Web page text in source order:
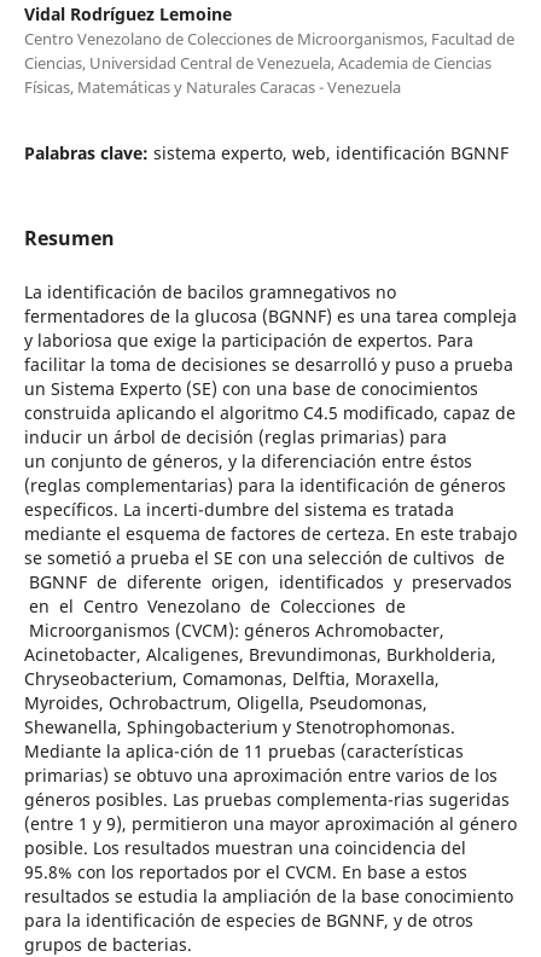
Vidal Rodríguez Lemoine
Centro Venezolano de Colecciones de Microorganismos, Facultad de
Ciencias, Universidad Central de Venezuela, Academia de Ciencias
Físicas, Matemáticas y Naturales Caracas - Venezuela
Palabras clave: sistema experto, web, identificación BGNNF
Resumen
La identificación de bacilos gramnegativos no
fermentadores de la glucosa (BGNNF) es una tarea compleja
y laboriosa que exige la participación de expertos. Para
facilitar la toma de decisiones se desarrolló y puso a prueba
un Sistema Experto (SE) con una base de conocimientos
construida aplicando el algoritmo C4.5 modificado, capaz de
inducir un árbol de decisión (reglas primarias) para
un conjunto de géneros, y la diferenciación entre éstos
(reglas complementarias) para la identificación de géneros
específicos. La incerti-dumbre del sistema es tratada
mediante el esquema de factores de certeza. En este trabajo
se sometió a prueba el SE con una selección de cultivos de
BGNNF de diferente origen, identificados y preservados
en el Centro Venezolano de Colecciones de
Microorganismos (CVCM): géneros Achromobacter,
Acinetobacter, Alcaligenes, Brevundimonas, Burkholderia,
Chryseobacterium, Comamonas, Delftia, Moraxella,
Myroides, Ochrobactrum, Oligella, Pseudomonas,
Shewanella, Sphingobacterium y Stenotrophomonas.
Mediante la aplica-ción de 11 pruebas (características
primarias) se obtuvo una aproximación entre varios de los
géneros posibles. Las pruebas complementa-rias sugeridas
(entre 1 y 9), permitieron una mayor aproximación al género
posible. Los resultados muestran una coincidencia del
95.8% con los reportados por el CVCM. En base a estos
resultados se estudia la ampliación de la base conocimiento
para la identificación de especies de BGNNF, y de otros
grupos de bacterias.